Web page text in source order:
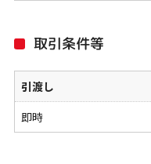
取引条件等
引渡し
即時